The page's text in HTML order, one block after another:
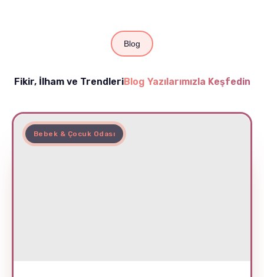
Blog
Fikir, İlham ve TrendleriBlog Yazılarımızla Keşfedin
Bebek & Çocuk Odası